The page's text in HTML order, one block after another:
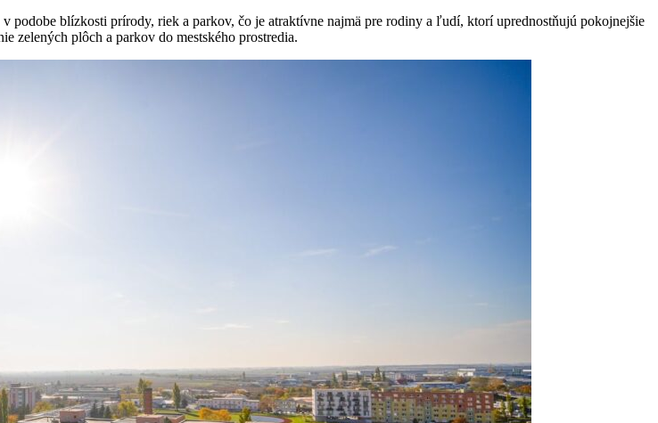
podobe blízkosti prírody, riek a parkov, čo je atraktívne najmä pre rodiny a ľudí, ktorí uprednostňujú pokojnejšie
zelených plôch a parkov do mestského prostredia.